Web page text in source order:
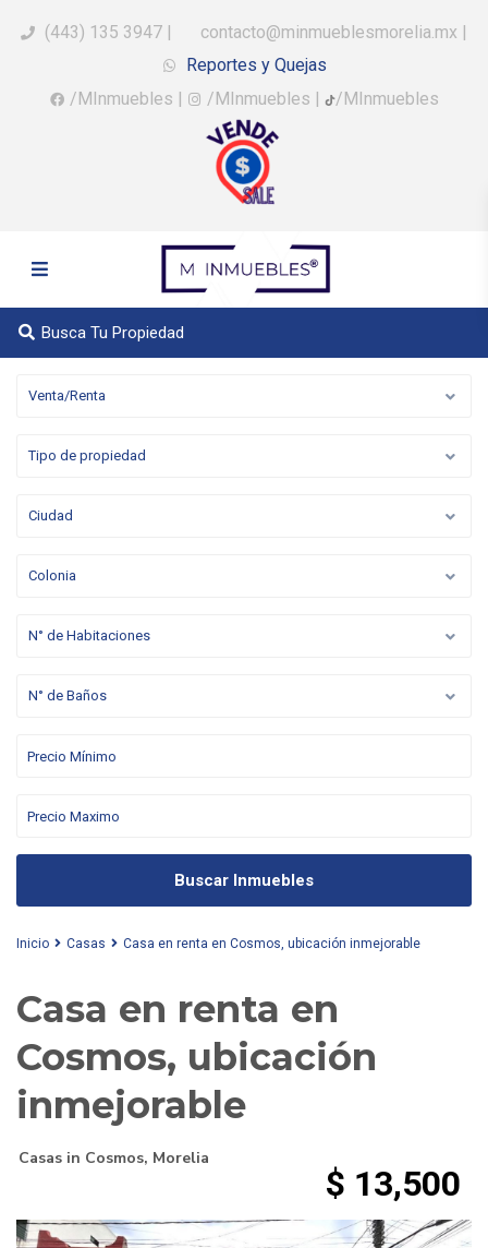
(443) 135 3947 | contacto@minmueblesmorelia.mx |
Reportes y Quejas
/MInmuebles | /MInmuebles | /MInmuebles
Busca Tu Propiedad
Venta/Renta
Tipo de propiedad
Ciudad
Colonia
N° de Habitaciones
N° de Baños
Buscar Inmuebles
Inicio Casas Casa en renta en Cosmos, ubicación inmejorable
Casa en renta en
Cosmos, ubicación
inmejorable
Casas in Cosmos, Morelia
$ 13,500